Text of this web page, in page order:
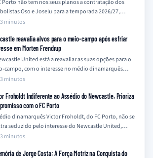
Porto não tem nos seus planos a contratação dos
Oso e Joselu para a temporada 2026/27,
recentes especulações…
minutos
reavalia alvos para o meio-campo após esfriar
em Morten Frendrup
United está a reavaliar as suas opções para o
campo, com o interesse no médio dinamarquês
Frendrup, do Génova,…
minutos
Froholdt Indiferente ao Assédio do Newcastle, Prioriza
com o FC Porto
dinamarquês Victor Froholdt, do FC Porto, não se
seduzido pelo interesse do Newcastle United,
se focado no seu compromisso…
minutos
de Jorge Costa: A Força Motriz na Conquista do